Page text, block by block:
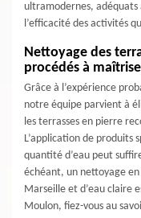
ultramodernes,
l’efficacité des activités
Nettoyage des
procédés à
Grâce à l’expérience
notre équipe parvient à
les terrasses en pierre
L’application de produits
quantité d’eau peut
échéant, un nettoyage
Marseille et d’eau claire
Moulon, fiez-vous au